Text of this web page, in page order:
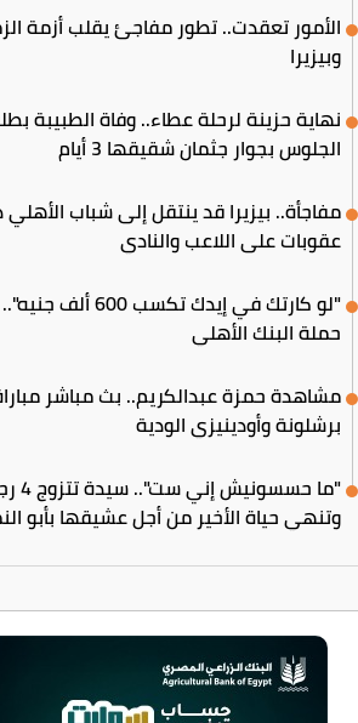
الأمور تعقدت.. تطور مفاجئ يقلب أزمة
وبيزيرا
نهاية حزينة لرحلة عطاء.. وفاة الطبيبة
الجلوس بجوار جثمان شقيقها 3 أيام
مفاجأة.. بيزيرا قد ينتقل إلى شباب
عقوبات على اللاعب والنادي
"لو كارتك في إيدك تكسب
حملة البنك الأهلي
مشاهدة حمزة عبدالكريم.. بث مباشر
برشلونة وأودينيزي الودية
"ما حسسونيش
وتنهي حياة الأخير من أجل عشيقها بأبو